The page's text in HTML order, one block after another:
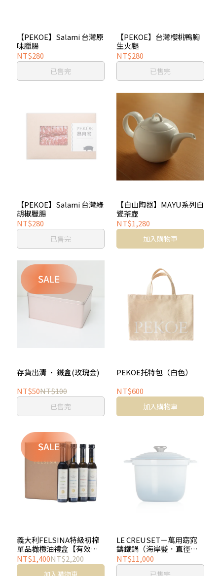
【PEKOE】Salami 台灣原
味臘腸
NT$280
已售完
【PEKOE】台灣櫻桃鴨胸
生火腿
NT$280
已售完
【PEKOE】Salami 台灣綠
胡椒臘腸
NT$280
已售完
【白山陶器】MAYU系列白
瓷茶壺
NT$1,280
加入購物車
存貨出清 · 鐵盒(玫瑰金)
NT$50NT$100
已售完
PEKOE托特包（白色）
NT$600
加入購物車
義大利FELSINA特級初榨
單品橄欖油禮盒【有效日
期：2026/12/31】
NT$1,400NT$2,200
加入購物車
LE CREUSET－萬用窈窕
鑄鐵鍋（海岸藍．直徑
20cm）
NT$11,000
已售完